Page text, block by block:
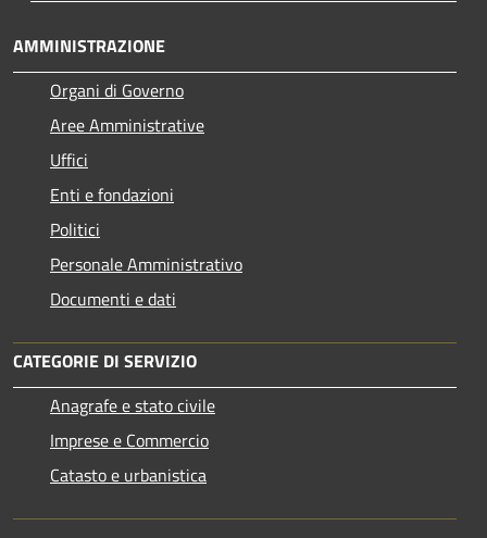
AMMINISTRAZIONE
Organi di Governo
Aree Amministrative
Uffici
Enti e fondazioni
Politici
Personale Amministrativo
Documenti e dati
CATEGORIE DI SERVIZIO
Anagrafe e stato civile
Imprese e Commercio
Catasto e urbanistica